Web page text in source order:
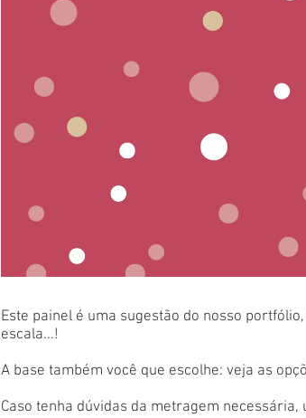
Este painel é uma sugestão do nosso
escala...!
A base também você que escolhe: veja as
Caso tenha dúvidas da metragem